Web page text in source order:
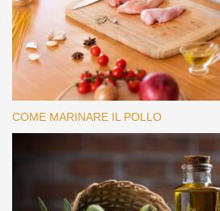
COME MARINARE IL POLLO